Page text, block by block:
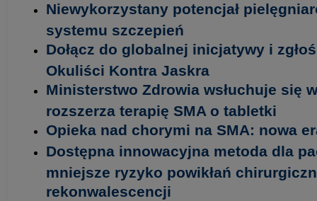
Niewykorzystany potencjał
systemu szczepień
Dołącz do globalnej inicjatywy i
Okuliści Kontra Jaskra
Ministerstwo Zdrowia wsłuchuje się
rozszerza terapię SMA o tabletki
Opieka nad chorymi na SMA: nowa
Dostępna innowacyjna metoda dla
mniejsze ryzyko powikłań
rekonwalescencji